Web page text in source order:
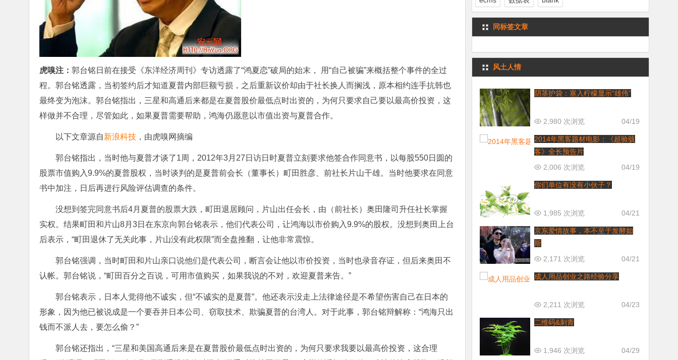
虎嗅注： 郭台铭日前在接受《东洋经济周刊》专访透露了“鸿夏恋”破局的始末， 用“自己被骗”来概括整个事件的全过
程。郭台铭透露，当初签约后才知道夏普内部巨额亏损，之后重新议价却由于社长换人而搁浅，原本相约连手抗韩也
最终变为泡沫。郭台铭指出，三星和高通后来都是在夏普股价最低点时出资的，为何只要求自己要以最高价投资，这
样做并不合理，尽管如此，如果夏普需要帮助，鸿海仍愿意以市值出资与夏普合作。
以下文章源自新浪科技 ，由虎嗅网摘编
郭台铭指出，当时他与夏普才谈了1周，2012年3月27日访日时夏普立刻要求他签合作同意书，以每股550日圆的
股票市值购入9.9%的夏普股权，当时谈判的是夏普前会长（董事长）町田胜彦、前社长片山干雄。当时他要求在同意
书中加注，日后再进行风险评估调查的条件。
没想到签完同意书后4月夏普的股票大跌，町田退居顾问，片山出任会长，由（前社长）奥田隆司升任社长掌握
实权。结果町田和片山8月3日在东京向郭台铭表示，他们代表公司，让鸿海以市价购入9.9%的股权。没想到奥田上台
后表示，“町田退休了无关此事，片山没有此权限”而全盘推翻，让他非常震惊。
郭台铭强调，当时町田和片山亲口说他们是代表公司，断言会让他以市价投资，当时也录音存证，但后来奥田不
认帐。郭台铭说，“町田百分之百说，可用市值购买，如果我说的不对，欢迎夏普来告。”
郭台铭表示，日本人觉得他不诚实，但“不诚实的是夏普”。他还表示没走上法律途径是不希望伤害自己在日本的
形象，因为他已被说成是一个要吞并日本公司、窃取技术、欺骗夏普的台湾人。对于此事，郭台铭辩解称：“鸿海只出
钱而不派人去，要怎么偷？”
郭台铭还指出，“三星和美国高通后来是在夏普股价最低点时出资的，为何只要求我要以最高价投资，这合理
同标签文章
风土人情
阴茎护袋：塞入柠檬显示“雄伟”
04/19
2,980 次浏览
2014年黑客题材电影：《超验骇
客》全长预告片
04/19
2,006 次浏览
你们单位有没有小伙子？
04/21
1,985 次浏览
京东爱情故事，本不至于发酵如
斯
04/21
2,171 次浏览
成人用品创业之路经验分享
04/23
2,211 次浏览
二维码&刺青
04/29
1,946 次浏览